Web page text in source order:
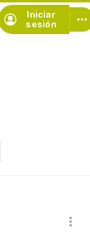
Iniciar
sesión